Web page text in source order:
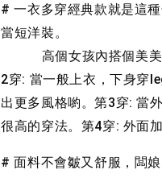
NT$ 190
NT$ 450
-
# 一衣多穿經典款就是這
當短洋裝。
2穿: 當一般上衣，下身穿
出更多風格喲。第3穿: 當
很高的穿法。第4穿: 外面
# 面料不會皺又舒服，闆